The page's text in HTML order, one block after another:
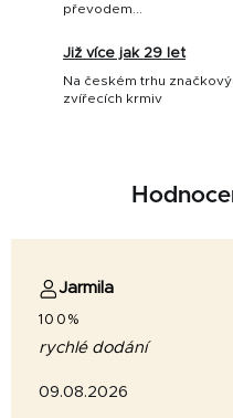
převodem...
Již více jak 29 let
Na českém trhu
zvířecích krmiv
Jarmila
100%
rychlé dodání
09.08.2026